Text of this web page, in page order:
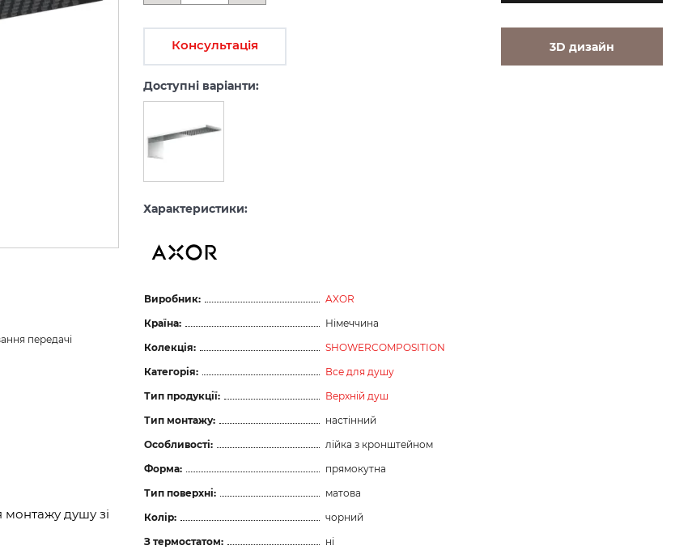
передачі
монтажу душу зі
Консультація 3D дизайн
Доступні варіанти:
Характеристики:
Виробник:
AXOR
Країна:
Німеччина
Колекція:
SHOWERCOMPOSITION
Категорія:
Все для душу
Тип продукції:
Верхній душ
Тип монтажу:
настінний
Особливості:
лійка з кронштейном
Форма:
прямокутна
Тип поверхні:
матова
Колір:
чорний
З термостатом:
ні